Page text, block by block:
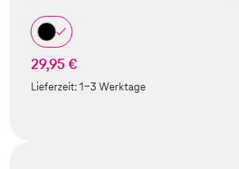
29,95 €
Lieferzeit:1-3 Werktage